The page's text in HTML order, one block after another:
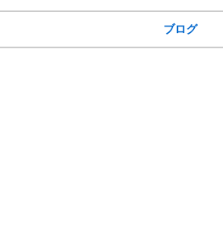
ブログ